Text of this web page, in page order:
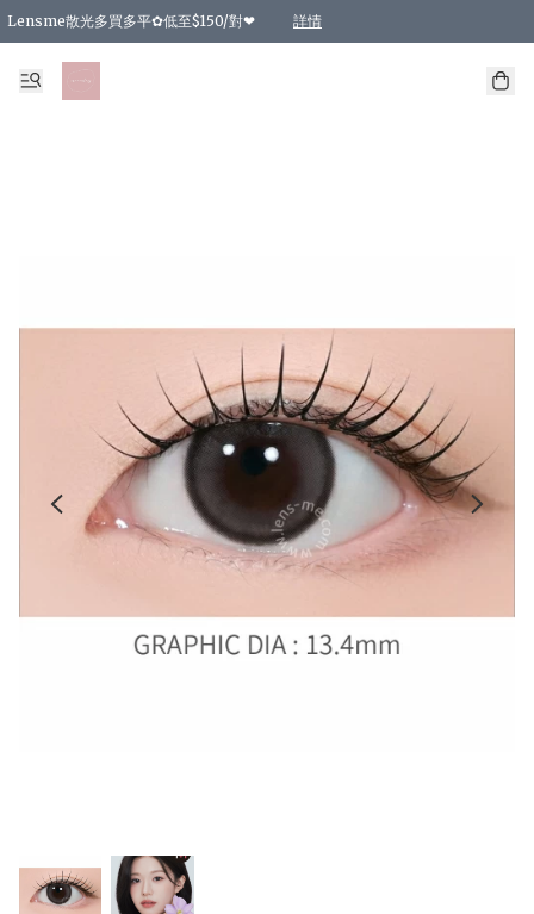
Lensme散光多買多平✿低至$150/對❤ 詳情
台灣Karacon⁩✧日拋 特價清貨❁⃘
日本韓國多款日/月拋現貨☼ 特價❤︎數量有限 售完即止
🇰🇷韓國多款月拋現貨 特價兩對$99✿數量有限 售完即止♫
精選商品，任選買2件或以上9 折；買4件或以上85 折；買6件或以上8 折
精選商品，任選買2件HKD 140.00；買4件HKD 260.00
精選商品，任選買2件HKD 190.00；買4件HKD 360.00
精選商品，任選買2件HKD 110.00；買4件HKD 180.00
精選商品，任選買2件HKD 170.00；買4件HKD 320.00
精選商品，任選買2件或以上減HKD 148.00
精選商品，任選買2件或以上減HKD 148.00
精選商品，任選買2件或以上95 折；買4件或以上9 折；買6件或以上85 折；買8件
精選商品，任選買12件或以上87 折
精選商品，任選買2件或以上減HKD 16.00；買4件或以上減HKD 32.00；買6
精選商品，任選買2件或以上95 折；買4件或以上9 折；買8件或以上85 折；買12
購物滿 HKD 800.00即享免運費優惠！（適用於 特定的送貨方式 )